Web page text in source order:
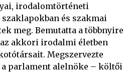
irodalomtörténeti
és szakmai
meg. Bemutatta a többnyire
akkori irodalmi életben
Megszervezte
a parlament alelnöke – költői